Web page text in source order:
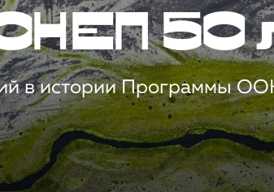
50
в истории Программы